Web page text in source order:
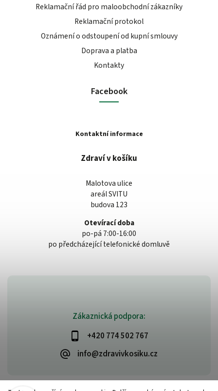
Zákaznická podpora:
+420 774 502 767
info@zdravivkosiku.cz
Reklamační řád pro maloobchodní zákazníky
Reklamační protokol
Oznámení o odstoupení od kupní smlouvy
Doprava a platba
Kontakty
Facebook
Kontaktní informace
Zdraví v košíku
Malotova ulice
areál SVITU
budova 123
Otevírací doba
po-pá 7:00-16:00
po předcházející telefonické domluvě